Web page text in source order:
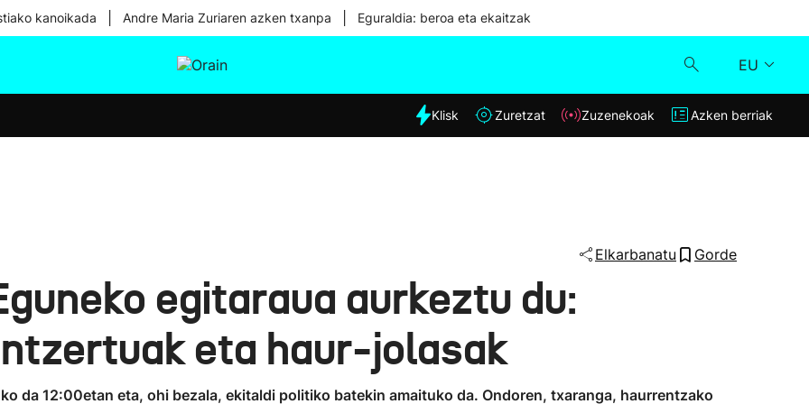
kanoikada Andre Maria Zuriaren azken txanpa Eguraldia: beroa eta ekaitzak
EU
Eguraldia
Klisk
Klisk Zuretzat Zuzenekoak Azken berriak
Elkarbanatu Gorde
egitaraua aurkeztu du:
eta haur-jolasak
da 12:00etan eta, ohi bezala, ekitaldi politiko batekin amaituko da. Ondoren, txaranga, haurrentzako